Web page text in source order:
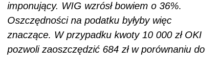
imponujący. WIG wzrósł bowiem o 36%.
Oszczędności na podatku byłyby więc
znaczące. W przypadku kwoty 10 000 zł OKI
pozwoli zaoszczędzić 684 zł w porównaniu do